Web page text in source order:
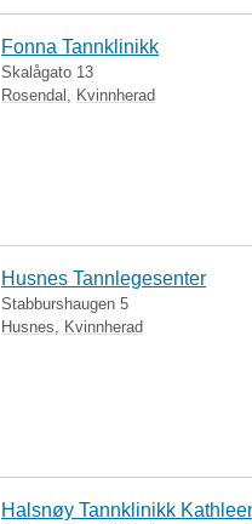
Fonna Tannklinikk
Skalågato 13
Rosendal
Kvinnherad
Husnes Tannlegesenter
Stabburshaugen 5
Husnes
Kvinnherad
Halsnøy Tannklinikk